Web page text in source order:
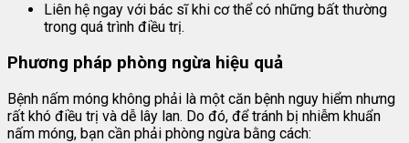
Liên hệ ngay với bác sĩ khi cơ thể có những bất thường
trong quá trình điều trị.
Phương pháp phòng ngừa hiệu quả
Bệnh nấm móng không phải là một căn bệnh nguy hiểm nhưng
rất khó điều trị và dễ lây lan. Do đó, để tránh bị nhiễm khuẩn
nấm móng, bạn cần phải phòng ngừa bằng cách: